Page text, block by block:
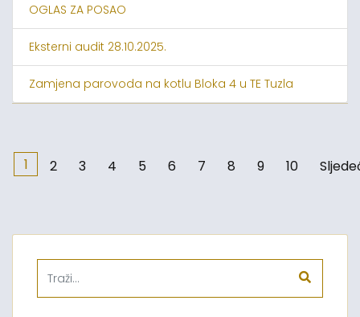
OGLAS ZA POSAO
Eksterni audit 28.10.2025.
Zamjena parovoda na kotlu Bloka 4 u TE Tuzla
1 2 3 4 5 6 7 8 9 10